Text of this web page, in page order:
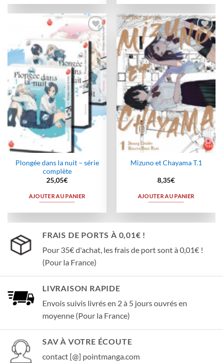
Ajouter
à la
wishlist
Plongée dans la nuit – série
complète
25,05€
AJOUTER AU PANIER
Ajouter
à la
wishlist
Mizuno et Chayama T.1
8,35€
AJOUTER AU PANIER
FRAIS DE PORTS À 0,01€ !
Pour 35€ d'achat, les frais de port sont à 0,01€ !
(Pour la France)
LIVRAISON RAPIDE
Envois suivis livrés en 2 à 5 jours ouvrés en
moyenne (Pour la France)
SAV À VOTRE ÉCOUTE
contact [@] pointmanga.com